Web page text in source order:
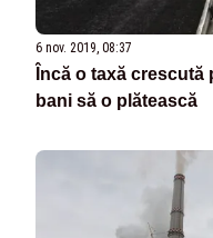
6 nov. 2019, 08:37
Încă o taxă crescută
bani să o plătească